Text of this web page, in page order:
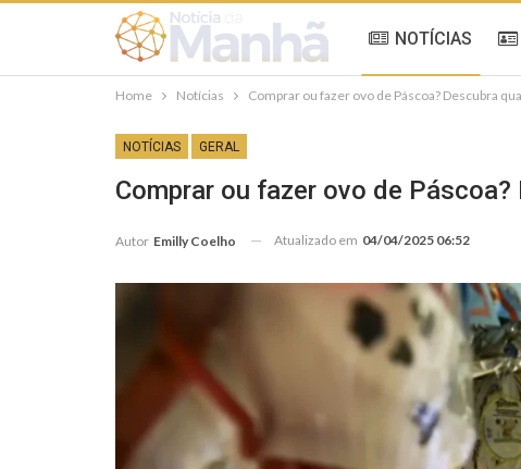
NOTÍCIAS
Home Notícias Comprar ou fazer ovo de Páscoa? Descubra
NOTÍCIAS GERAL
Comprar ou fazer ovo de
Autor Emilly Coelho Atualizado em 04/04/2025 06:52